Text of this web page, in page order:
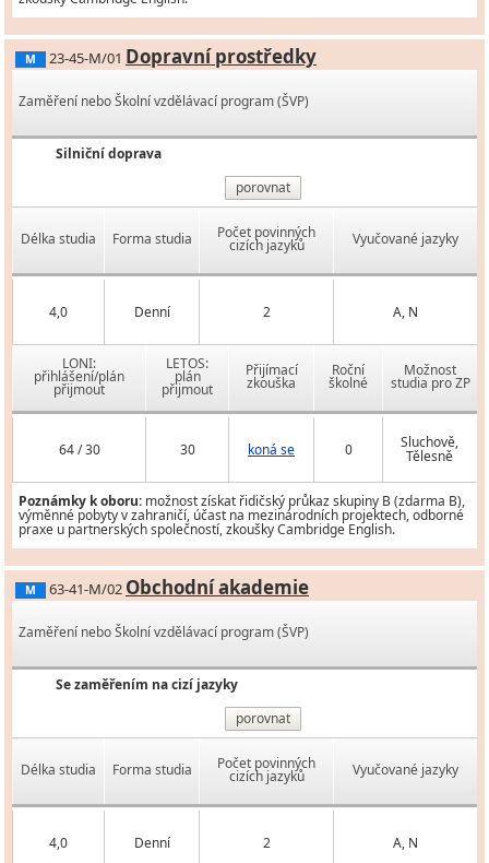
M 23-45-M/01 Dopravní prostředky
Zaměření nebo Školní vzdělávací program (ŠVP)
Silniční doprava
porovnat
Délka studia Forma studia Počet povinných
cizích jazyků Vyučované jazyky
4,0 Denní 2 A, N
LONI:
přihlášení/plán
přijmout
LETOS:
plán
přijmout
Přijímací
zkouška
Roční
školné
Možnost
studia pro ZP
64 / 30 30 koná se 0 Sluchově,
Tělesně
Poznámky k oboru: možnost získat řidičský průkaz skupiny B (zdarma B),
výměnné pobyty v zahraničí, účast na mezinárodních projektech, odborné
praxe u partnerských společností, zkoušky Cambridge English.
M 63-41-M/02 Obchodní akademie
Zaměření nebo Školní vzdělávací program (ŠVP)
Se zaměřením na cizí jazyky
porovnat
Délka studia Forma studia Počet povinných
cizích jazyků Vyučované jazyky
4,0 Denní 2 A, N